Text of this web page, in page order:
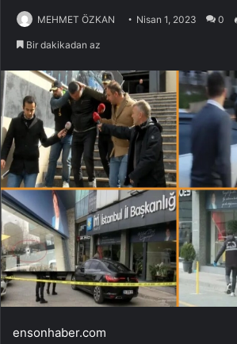
MEHMET ÖZKAN Nisan 1, 2023 0
Bir dakikadan az
ensonhaber.com